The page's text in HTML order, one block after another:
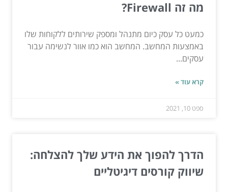
מה זה Firewall?
כמעט כל עסק כיום מתנהל ומספק שירותים ללקוחות שלו
באמצעות המחשב. המחשב הוא כמו אוור לנשימה עבור
עסקים...
קרא עוד »
ספט 10, 2021
הדרך להפוך את הידע שלך להצלחה:
שיווק קורסים דיגיטליים